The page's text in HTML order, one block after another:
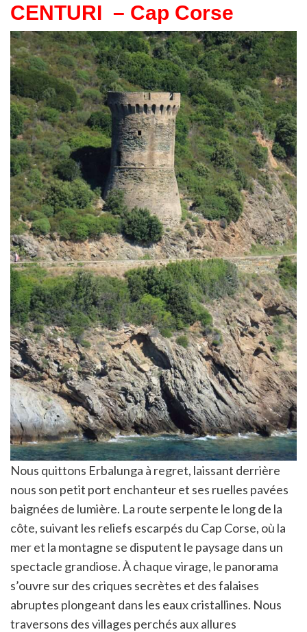
CENTURI – Cap Corse
Nous quittons Erbalunga à regret, laissant derrière
nous son petit port enchanteur et ses ruelles pavées
baignées de lumière. La route serpente le long de la
côte, suivant les reliefs escarpés du Cap Corse, où la
mer et la montagne se disputent le paysage dans un
spectacle grandiose. À chaque virage, le panorama
s’ouvre sur des criques secrètes et des falaises
abruptes plongeant dans les eaux cristallines. Nous
traversons des villages perchés aux allures